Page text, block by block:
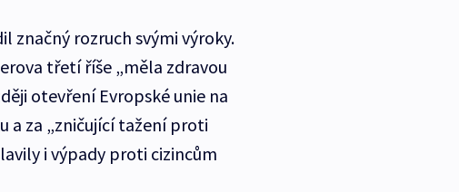
značný rozruch svými výroky.
třetí říše „měla zdravou
otevření Evropské unie na
a za „zničující tažení proti
i výpady proti cizincům